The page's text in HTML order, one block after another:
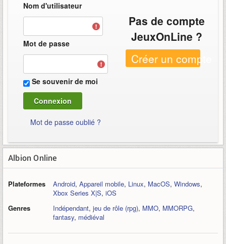
Nom d'utilisateur
Mot de passe
Se souvenir de moi
Mot de passe oublié ?
Pas de compte
JeuxOnLine ?
Créer un compte
Albion Online
Plateformes Android, Appareil mobile, Linux, MacOS, Windows,
Xbox Series X|S, iOS
Genres
Indépendant, jeu de rôle (rpg), MMO, MMORPG,
fantasy, médiéval